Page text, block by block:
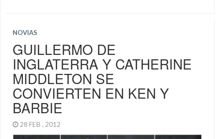
NOVIAS
GUILLERMO DE
INGLATERRA Y CATHERINE
MIDDLETON SE
CONVIERTEN EN KEN Y
BARBIE
28 FEB , 2012